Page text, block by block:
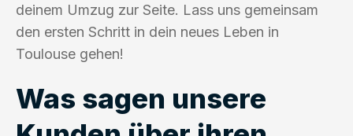
deinem Umzug zur Seite. Lass uns gemeinsam
den ersten Schritt in dein neues Leben in
Toulouse gehen!
Was sagen unsere